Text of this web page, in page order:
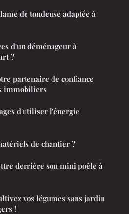
de tondeuse adaptée à
d'un déménageur à
?
partenaire de confiance
immobiliers
d'utiliser l'énergie
de chantier ?
derrière son mini poêle à
vos légumes sans jardin
!